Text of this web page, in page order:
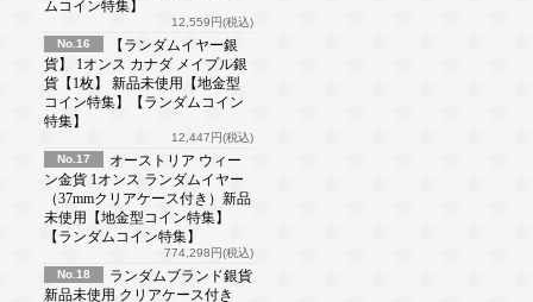
ムコイン特集】
12,559円(税込)
No.16
【ランダムイヤー銀
貨】 1オンス カナダ メイプル銀
貨【1枚】 新品未使用【地金型
コイン特集】【ランダムコイン
特集】
12,447円(税込)
No.17
オーストリア ウィー
ン金貨 1オンス ランダムイヤー
（37mmクリアケース付き）新品
未使用【地金型コイン特集】
【ランダムコイン特集】
774,298円(税込)
No.18
ランダムブランド銀貨
新品未使用 クリアケース付き